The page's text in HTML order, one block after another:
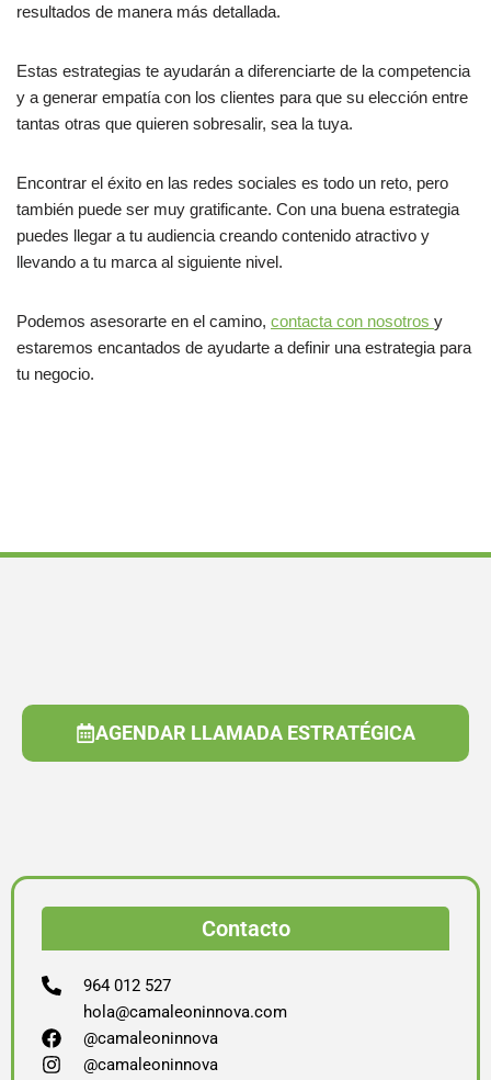
resultados de manera más detallada.
Estas estrategias te ayudarán a diferenciarte de la competencia
y a generar empatía con los clientes para que su elección entre
tantas otras que quieren sobresalir, sea la tuya.
Encontrar el éxito en las redes sociales es todo un reto, pero
también puede ser muy gratificante. Con una buena estrategia
puedes llegar a tu audiencia creando contenido atractivo y
llevando a tu marca al siguiente nivel.
Podemos asesorarte en el camino, contacta con nosotros y
estaremos encantados de ayudarte a definir una estrategia para
tu negocio.
AGENDAR LLAMADA ESTRATÉGICA
Contacto
964 012 527
hola@camaleoninnova.com
@camaleoninnova
@camaleoninnova